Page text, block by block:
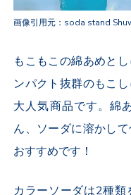
画像引用元：soda stand
もこもこの綿あめと
ンパクト抜群のもこ
大人気商品です。綿
ん、ソーダに溶かし
おすすめです！
カラーソーダは2種類